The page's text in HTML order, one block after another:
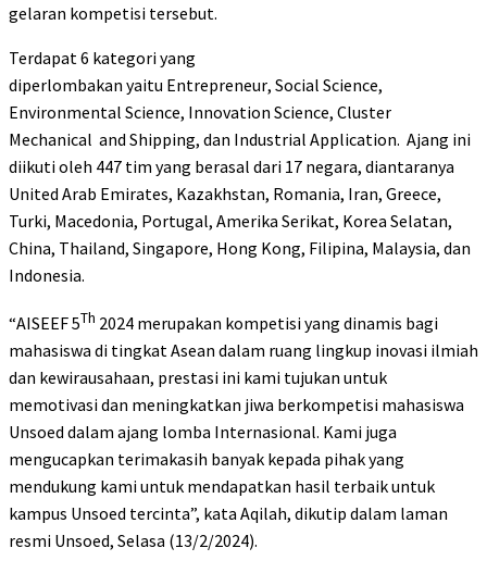
gelaran kompetisi tersebut.
Terdapat 6 kategoriyang
diperlombakan yaitu Entrepreneur, Social Science,
Environmental Science, Innovation Science, Cluster
Mechanical and Shipping, dan Industrial Application. Ajang ini
diikuti oleh 447 tim yang berasal dari 17 negara, diantaranya
United Arab Emirates, Kazakhstan, Romania, Iran, Greece,
Turki, Macedonia, Portugal, Amerika Serikat, Korea Selatan,
China, Thailand, Singapore, Hong Kong, Filipina, Malaysia, dan
Indonesia.
“AISEEF 5Th 2024 merupakan kompetisiyang dinamis bagi
mahasiswa di tingkat Asean dalam ruang lingkup inovasi ilmiah
dan kewirausahaan, prestasi ini kami tujukan untuk
memotivasi dan meningkatkan jiwa berkompetisi mahasiswa
Unsoed dalam ajang lomba Internasional. Kami juga
mengucapkan terimakasih banyak kepada pihak yang
mendukung kami untuk mendapatkan hasil terbaik untuk
kampus Unsoed tercinta”, kata Aqilah, dikutip dalam laman
resmi Unsoed, Selasa (13/2/2024).